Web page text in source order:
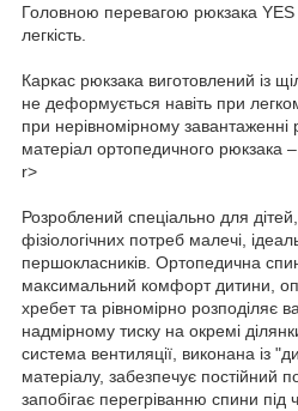
Головною перевагою рюкзака YES
легкість.
Каркас рюкзака виготовлений із
не деформується навіть при
при нерівномірному завантаженні
матеріал ортопедичного рюкзака –
r>
Розроблений спеціально для
фізіологічних потреб малечі,
першокласників. Ортопедична
максимальний комфорт дитини,
хребет та рівномірно розподіляє
надмірному тиску на окремі
система вентиляції, виконана із
матеріалу, забезпечує постійний
запобігає перегріванню спини під